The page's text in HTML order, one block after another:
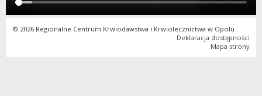
© 2026 Regionalne Centrum Krwiodawstwa i Krwiolecznictwa w Opolu
Deklaracja dostępności
Mapa strony